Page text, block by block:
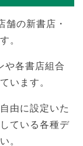
舗の新書店・
。
や各書店組合
います。
由に設定いた
ている各種デ
。